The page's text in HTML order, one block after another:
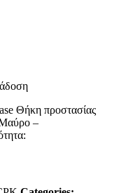
Θήκη προστασίας
–